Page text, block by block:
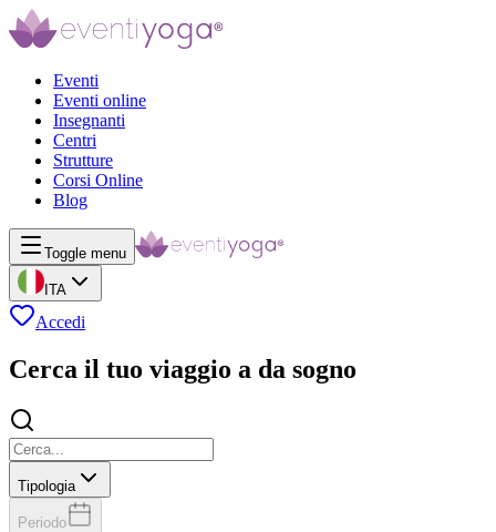
Eventi
Eventi online
Insegnanti
Centri
Strutture
Corsi Online
Blog
Toggle menu
ITA
Accedi
Cerca il tuo viaggio a da sogno
Tipologia
Periodo